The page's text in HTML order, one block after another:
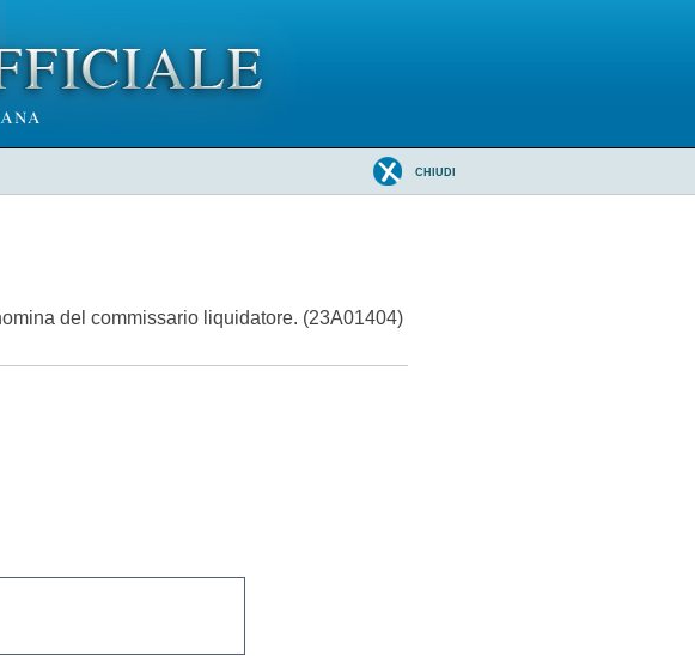
CHIUDI
del commissario liquidatore. (23A01404)